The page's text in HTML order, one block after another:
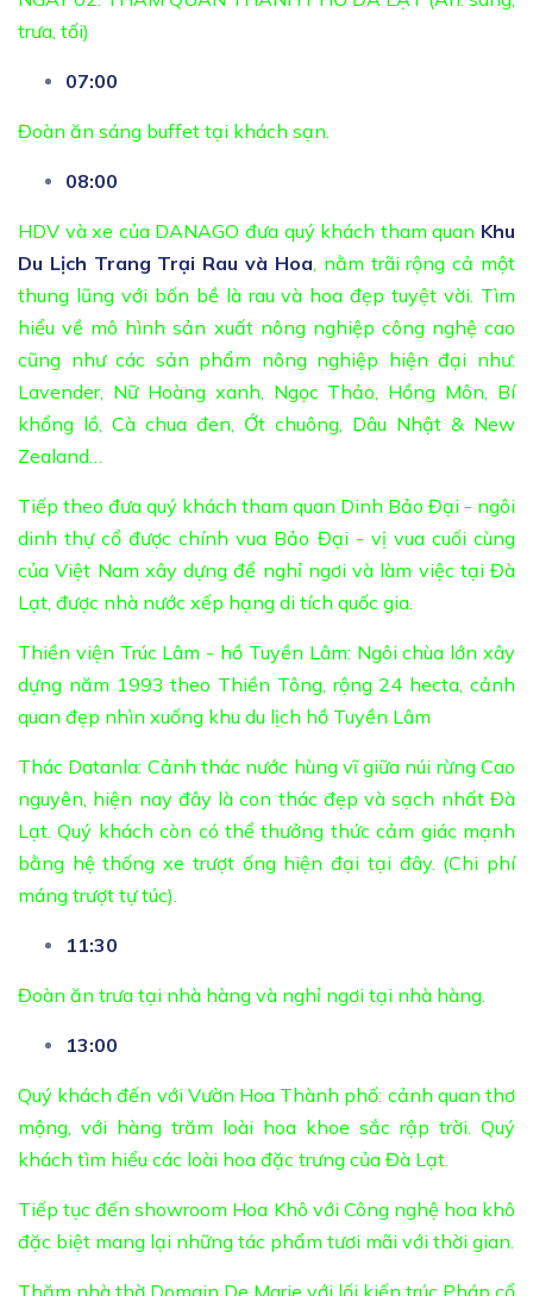
trưa, tối)
07:00
Đoàn ăn sáng buffet tại khách sạn.
08:00
HDV và xe của DANAGO đưa quý khách tham quan Khu
Du Lịch Trang Trại Rau và Hoa , nằm trãi rộng cả một
thung lũng với bốn bề là rau và hoa đẹp tuyệt vời. Tìm
hiểu về mô hình sản xuất nông nghiệp công nghệ cao
cũng như các sản phẩm nông nghiệp hiện đại như:
Lavender, Nữ Hoàng xanh, Ngọc Thảo, Hồng Môn, Bí
khổng lồ, Cà chua đen, Ớt chuông, Dâu Nhật & New
Zealand…
Tiếp theo đưa quý khách tham quan Dinh Bảo Đại - ngôi
dinh thự cổ được chính vua Bảo Đại - vị vua cuối cùng
của Việt Nam xây dựng để nghỉ ngơi và làm việc tại Đà
Lạt, được nhà nước xếp hạng di tích quốc gia.
Thiền viện Trúc Lâm - hồ Tuyền Lâm: Ngôi chùa lớn xây
dựng năm 1993 theo Thiền Tông, rộng 24 hecta, cảnh
quan đẹp nhìn xuống khu du lịch hồ Tuyền Lâm
Thác Datanla: Cảnh thác nước hùng vĩ giữa núi rừng Cao
nguyên, hiện nay đây là con thác đẹp và sạch nhất Đà
Lạt. Quý khách còn có thể thưởng thức cảm giác mạnh
bằng hệ thống xe trượt ống hiện đại tại đây. (Chi phí
máng trượt tự túc).
11:30
Đoàn ăn trưa tại nhà hàng và nghỉ ngơi tại nhà hàng.
13:00
Quý khách đến với Vườn Hoa Thành phố: cảnh quan thơ
mộng, với hàng trăm loài hoa khoe sắc rập trời. Quý
khách tìm hiểu các loài hoa đặc trưng của Đà Lạt.
Tiếp tục đến showroom Hoa Khô với Công nghệ hoa khô
đặc biệt mang lại những tác phẩm tươi mãi với thời gian.
Thăm nhà thờ Domain De Marie với lối kiến trúc Pháp cổ